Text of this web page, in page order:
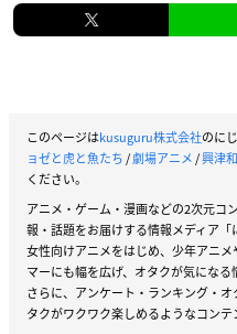
このページはkusuguru株式会社のに
ョゼと虎と魚たち/劇場アニメ/興津
ください。
アニメ・ゲーム・漫画などの2次元コ
報・話題をお届けする情報メディア「
女性向けアニメをはじめ、少年アニ
マーにも幅を広げ、オタクが気になる
さらに、アンケート・ランキング・
タクがワクワク楽しめるようなコンテ